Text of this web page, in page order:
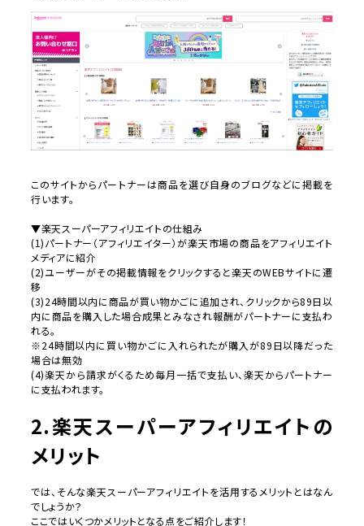
このサイトからパートナーは商品を選び自身のブログなどに掲載を
行います。
▼楽天スーパーアフィリエイトの仕組み
(1)パートナー（アフィリエイター）が楽天市場の商品をアフィリエイト
メディアに紹介
(2)ユーザーがその掲載情報をクリックすると楽天のWEBサイトに遷
移
(3)24時間以内に商品が買い物かごに追加され、クリックから89日以
内に商品を購入した場合成果とみなされ報酬がパートナーに支払わ
れる。
※24時間以内に買い物かごに入れられたが購入が89日以降だった
場合は無効
(4)楽天から請求がくるため毎月一括で支払い、楽天からパートナー
に支払われます。
2.楽天スーパーアフィリエイトの
メリット
では、そんな楽天スーパーアフィリエイトを活用するメリットとはなん
でしょうか？
ここではいくつかメリットとなる点をご紹介します！